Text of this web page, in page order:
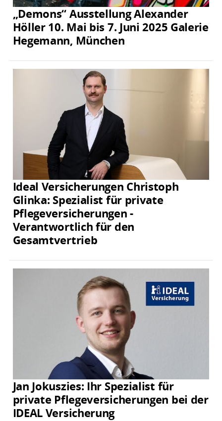
„Demons“ Ausstellung Alexander
Höller 10. Mai bis 7. Juni 2025 Galerie
Hegemann, München
Ideal Versicherungen Christoph
Glinka: Spezialist für private
Pflegeversicherungen -
Verantwortlich für den
Gesamtvertrieb
Jan Jokuszies: Ihr Spezialist für
private Pflegeversicherungen bei der
IDEAL Versicherung